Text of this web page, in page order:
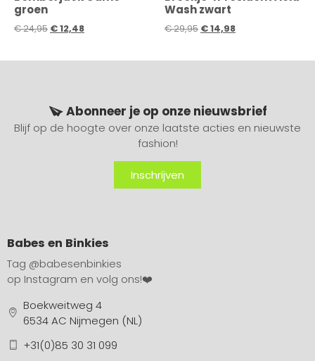
groen
€24,95 €12,48
Wash zwart
€29,95 €14,98
Abonneer je op onze nieuwsbrief
Blijf op de hoogte over onze laatste acties en nieuwste
fashion!
Inschrijven
Babes en Binkies
Tag @babesenbinkies
op Instagram en volg ons!❤️
Boekweitweg 4
6534 AC Nijmegen (NL)
+31(0)85 30 31 099